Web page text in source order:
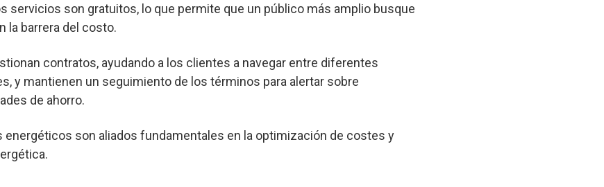
servicios son gratuitos, lo que permite que un público más amplio busque
la barrera del costo.
contratos, ayudando a los clientes a navegar entre diferentes
y mantienen un seguimiento de los términos para alertar sobre
de ahorro.
energéticos son aliados fundamentales en la optimización de costes y